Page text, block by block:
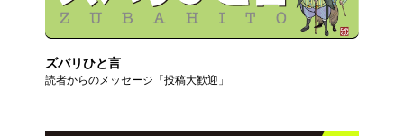
ズバリひと言
読者からのメッセージ「投稿大歓迎」